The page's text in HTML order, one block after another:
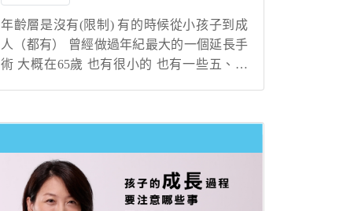
年齡層是沒有(限制) 有的時候從小孩子到成
人（都有） 曾經做過年紀最大的一個延長手
術 大概在65歲 也有很小的 也有一些五、六
時候 就去做肢體的一個延長 那如果...